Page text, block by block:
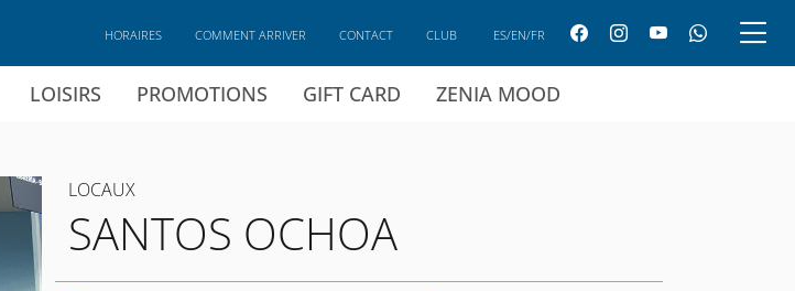
LOISIRS PROMOTIONS GIFT CARD ZENIA MOOD
HORAIRES COMMENT ARRIVER CONTACT CLUB ES/EN/FR
LOCAUX
SANTOS OCHOA